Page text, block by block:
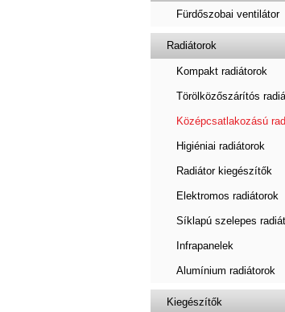
Fürdőszobai ventilátor
Radiátorok
Kompakt radiátorok
Törölközőszárítós
Középcsatlakozású
Higiéniai radiátorok
Radiátor kiegészítők
Elektromos radiátorok
Síklapú szelepes
Infrapanelek
Alumínium radiátorok
Kiegészítők